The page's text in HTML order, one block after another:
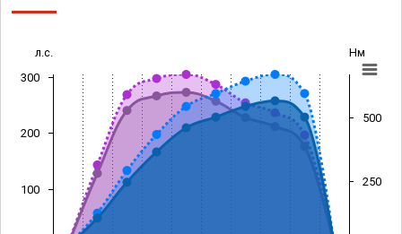
л.с. Нм
100
200
300
250
500